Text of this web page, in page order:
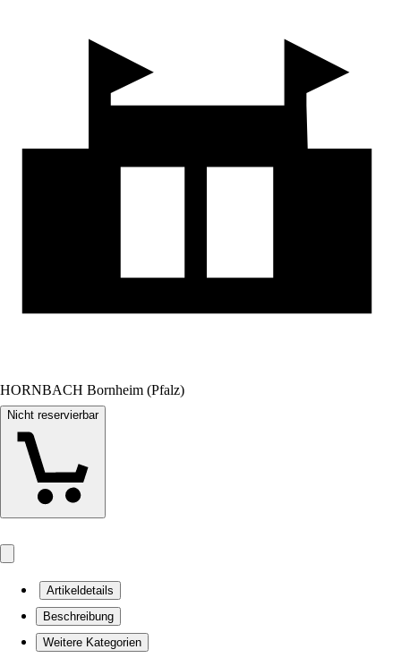
HORNBACH Bornheim (Pfalz)
Nicht reservierbar
Artikeldetails
Beschreibung
Weitere Kategorien